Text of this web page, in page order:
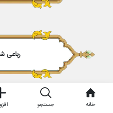
رباعی
خانه جستجو